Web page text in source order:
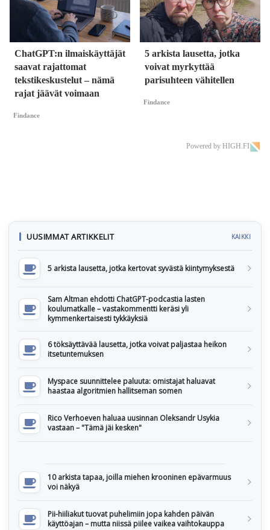
ChatGPT:n ilmaiskäyttäjät
saavat rajattomat
tekstikeskustelut – nämä
rajat jäävät voimaan
Findance
5 arkista lausetta, jotka
voivat myrkyttää
parisuhteen vähitellen
Findance
Powered by HIGH.FI
UUSIMMAT ARTIKKELIT KAIKKI
5 arkista lausetta, jotka kertovat syvästä kiintymyksestä
Sam Altman ehdotti ChatGPT-podcastia lasten
koulumatkalle – vastakommentti keräsi yli
kymmenkertaisesti tykkäyksiä
6 töksäyttävää lausetta, jotka voivat paljastaa heikon
itsetuntemuksen
Myspace suunnittelee paluuta: omistajat haluavat
haastaa algoritmien hallitseman somen
Rico Verhoeven haluaa uusinnan Oleksandr Usykia
vastaan – "Tämä jäi kesken"
10 arkista tapaa, joilla miehen krooninen epävarmuus
voi näkyä
Pii-hiiliakut tuovat puhelimiin jopa kahden päivän
käyttöajan – mutta niissä piilee vaikea vaihtokauppa